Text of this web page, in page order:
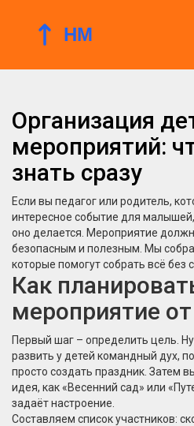
Организация
мероприятий:
знать сразу
Если вы педагог или родитель,
интересное событие для
оно делается. Мероприятие
безопасным и полезным. Мы
которые помогут собрать всё без
Как
мероприятие
Первый шаг – определить цель.
развить у детей командный дух,
просто создать праздник. Затем
идея, как «Весенний сад» или
задаёт настроение.
Составляем список участников: